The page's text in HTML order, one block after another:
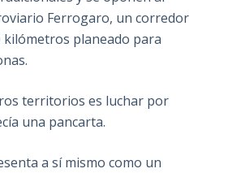
Ferrogaro, un corredor
kilómetros planeado para
territorios es luchar por
una pancarta.
a sí mismo como un